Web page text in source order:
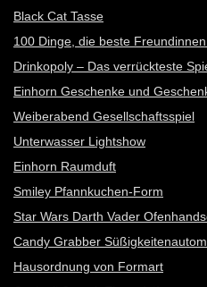
Black Cat Tasse
100 Dinge, die beste
Drinkopoly – Das verrückteste
Einhorn Geschenke und
Weiberabend Gesellschaftsspiel
Unterwasser Lightshow
Einhorn Raumduft
Smiley Pfannkuchen-Form
Star Wars Darth Vader
Candy Grabber
Hausordnung von Formart